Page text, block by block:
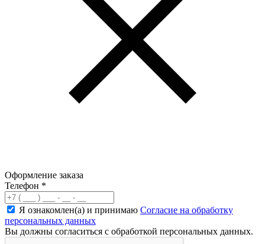
Оформление заказа
Телефон *
Я ознакомлен(а) и принимаю Согласие на обработку
персональных данных
Вы должны согласиться с обработкой персональных данных.